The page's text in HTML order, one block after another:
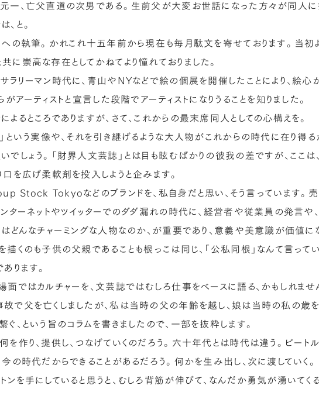
一、亡父直道の次男である。生前父が大変お世話になった方々が同人に
、と。
への執筆。かれこれ十五年前から現在も毎月駄文を寄せております。当初よ
に崇高な存在としてかねてより憧れておりました。
ラリーマン時代に、青山やNYなどで絵の個展を開催したことにより、絵心
がアーティストと宣言した段階でアーティストになりうることを知りました。
よるところでありますが、さて、これからの最末席同人としての心構えを。
」という実像や、それを引き継げるような大人物がこれからの時代に在り得
でしょう。「財界人文芸誌」とは目も眩むばかりの彼我の差ですが、ここは
口を広げ柔軟剤を投入しようと企みます。
Stock Tokyoなどのブランドを、私自身だと思い、そう言っています
ンターネットやツイッターでのダダ漏れの時代に、経営者や従業員の発言や
はどんなチャーミングな人物なのか、が重要であり、意義や美意識が価値に
描くのも子供の父親であることも根っこは同じ、「公私同根」なんて言ってい
ります。
面ではカルチャーを、文芸誌ではむしろ仕事をベースに語る、かもしれませ
で父を亡くしましたが、私は当時の父の年齢を越し、娘は当時の私の歳を
ぐ、という旨のコラムを書きましたので、一部を抜粋します。
を作り、提供し、つなげていくのだろう。六十年代とは時代は違う。ビート
今の時代だからできることがあるだろう。何かを生み出し、次に渡していく。
ンを手にしていると思うと、むしろ背筋が伸びて、なんだか勇気が湧いてくる